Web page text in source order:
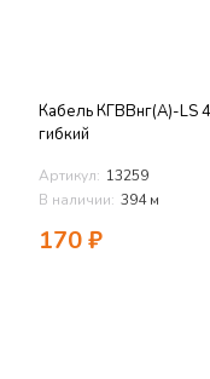
Кабель КГВВнг(А)-LS
гибкий
Артикул: 13259
В наличии: 394 м
170₽